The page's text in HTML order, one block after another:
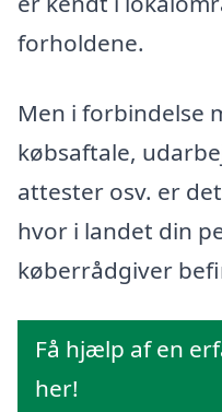
forholdene.
Men i forbindelse
købsaftale,
attester osv. er
hvor i landet din
køberrådgiver
Få hjælp af en
her!